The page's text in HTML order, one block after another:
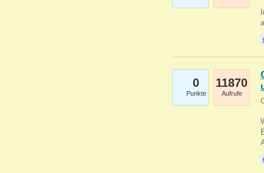
0
Punkte
11870
Aufrufe